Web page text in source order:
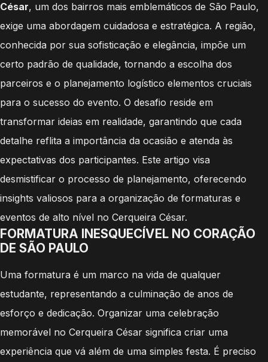
César, um dos bairros mais emblemáticos de São Paulo,
exige uma abordagem cuidadosa e estratégica. A região,
conhecida por sua sofisticação e elegância, impõe um
certo padrão de qualidade, tornando a escolha dos
parceiros e o planejamento logístico elementos cruciais
para o sucesso do evento. O desafio reside em
transformar ideias em realidade, garantindo que cada
detalhe reflita a importância da ocasião e atenda às
expectativas dos participantes. Este artigo visa
desmistificar o processo de planejamento, oferecendo
insights valiosos para a organização de formaturas e
eventos de alto nível no Cerqueira César.
FORMATURA INESQUECÍVEL NO CORAÇÃO
DE SÃO PAULO
Uma formatura é um marco na vida de qualquer
estudante, representando a culminação de anos de
esforço e dedicação. Organizar uma celebração
memorável no Cerqueira César significa criar uma
experiência que vá além de uma simples festa. É preciso